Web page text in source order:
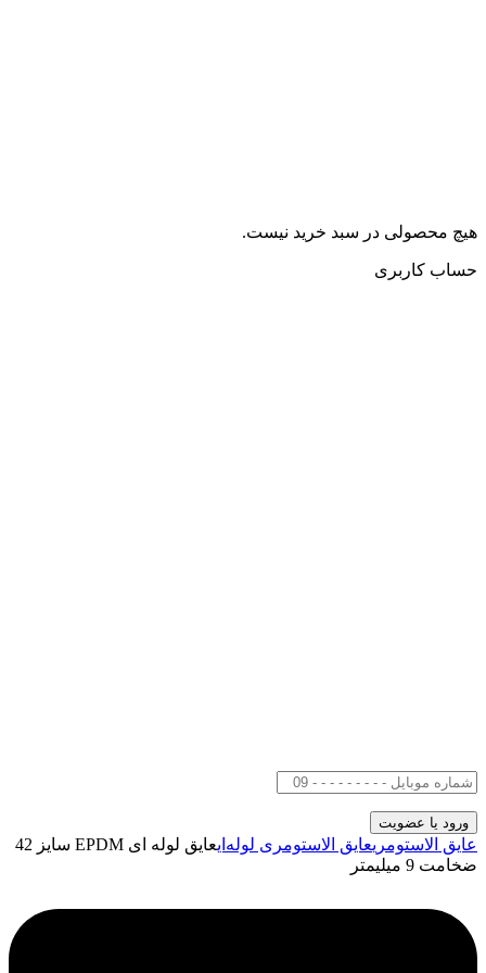
هیچ محصولی در سبد خرید نیست.
حساب کاربری
عایق الاستومریعایق الاستومری لوله‌ای
عایق لوله ای EPDM سایز 42
ضخامت 9 میلیمتر